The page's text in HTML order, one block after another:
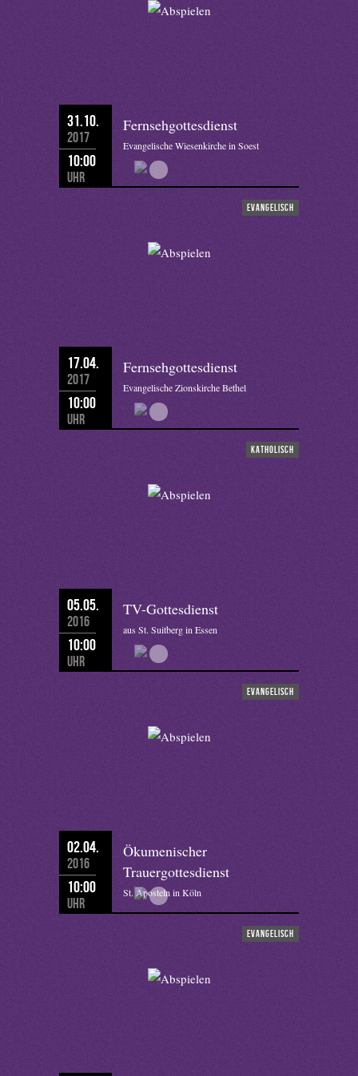
31.10.
2017
10:00
Uhr
Fernsehgottesdienst
Evangelische Wiesenkirche in Soest
evangelisch
17.04.
2017
10:00
Uhr
Fernsehgottesdienst
Evangelische Zionskirche Bethel
katholisch
05.05.
2016
10:00
Uhr
TV-Gottesdienst
aus St. Suitberg in Essen
evangelisch
02.04.
2016
10:00
Uhr
Ökumenischer
Trauergottesdienst
St. Aposteln in Köln
evangelisch